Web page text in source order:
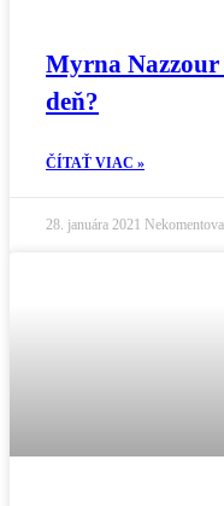
Myrna
deň?
ČÍTAŤ VIAC »
28. januára 2021